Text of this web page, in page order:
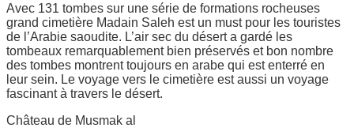
Avec 131 tombes sur une série de formations rocheuses
grand cimetière Madain Saleh est un must pour les touristes
de l’Arabie saoudite. L’air sec du désert a gardé les
tombeaux remarquablement bien préservés et bon nombre
des tombes montrent toujours en arabe qui est enterré en
leur sein. Le voyage vers le cimetière est aussi un voyage
fascinant à travers le désert.
Château de Musmak al